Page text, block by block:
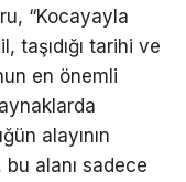
“Kocayayla
taşıdığı tarihi ve
en önemli
alayının
bu alanı sadece